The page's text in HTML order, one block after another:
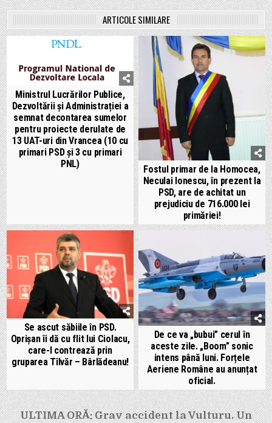
ARTICOLE SIMILARE
Ministrul Lucrărilor Publice,
Dezvoltării și Administrației a
semnat decontarea sumelor
pentru proiecte derulate de
13 UAT-uri din Vrancea (10 cu
primari PSD și 3 cu primari
PNL)
Fostul primar de la Homocea,
Neculai Ionescu, în prezent la
PSD, are de achitat un
prejudiciu de 716.000 lei
primăriei!
Se ascut săbiile în PSD.
Oprișan îi dă cu flit lui Ciolacu,
care-l contrează prin
gruparea Tîlvăr – Bârlădeanu!
De ce va „bubui” cerul în
aceste zile. „Boom” sonic
intens până luni. Forțele
Aeriene Române au anunțat
oficial.
Navigare
ULTIMA ORĂ: Grav accident la Vulturu. Un